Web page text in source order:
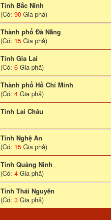
Tỉnh Bắc Ninh
(Có: 90 Gia phả)
Thành phố Đà Nẵng
(Có: 15 Gia phả)
Tỉnh Gia Lai
(Có: 6 Gia phả)
Thành phố Hồ Chí Minh
(Có: 4 Gia phả)
Tinh Lai Châu
Tỉnh Nghệ An
(Có: 15 Gia phả)
Tỉnh Quảng Ninh
(Có: 4 Gia phả)
Tỉnh Thái Nguyên
(Có: 3 Gia phả)